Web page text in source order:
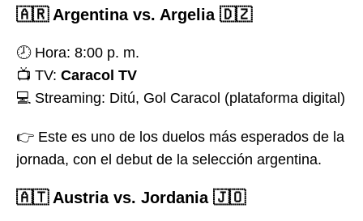
🇦🇷 Argentina vs. Argelia 🇩🇿
🕗 Hora: 8:00 p. m.
📺 TV: Caracol TV
💻 Streaming: Ditú, Gol Caracol (plataforma digital)
👉 Este es uno de los duelos más esperados de la
jornada, con el debut de la selección argentina.
🇦🇹 Austria vs. Jordania 🇯🇴